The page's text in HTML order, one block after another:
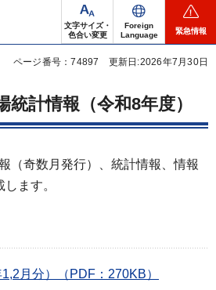
文字サイズ・
色合い変更
Foreign
Language
緊急情報
ページ番号：74897 更新日:2026年7月30日
統計情報（令和8年度）
（奇数月発行）、統計情報、情報
ます。
月分）（PDF：270KB）